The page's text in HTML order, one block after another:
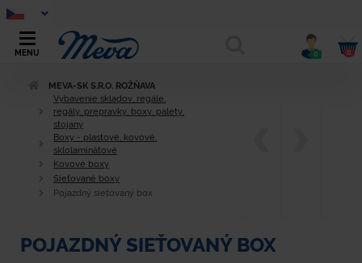
MENU 0 0
MEVA-SK S.R.O. ROŽŇAVA
Vybavenie skladov, regále,
regály, prepravky, boxy, palety,
stojany
Boxy - plastové, kovové,
sklolaminátové
Kovové boxy
Sieťované boxy
Pojazdný sieťovaný box
POJAZDNÝ SIEŤOVANÝ BOX